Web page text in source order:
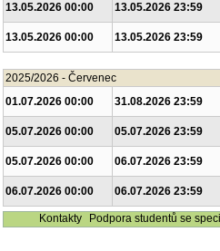
13.05.2026 00:00
13.05.2026 23:59
13.05.2026 00:00
13.05.2026 23:59
2025/2026 - Červenec
01.07.2026 00:00
31.08.2026 23:59
05.07.2026 00:00
05.07.2026 23:59
05.07.2026 00:00
06.07.2026 23:59
06.07.2026 00:00
06.07.2026 23:59
Kontakty
Podpora studentů se